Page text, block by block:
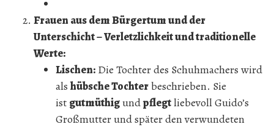
Frauen aus dem Bürgertum und der
Unterschicht – Verletzlichkeit und traditionelle
Werte:
Lischen: Die Tochter des Schuhmachers wird
alshübsche Tochterbeschrieben. Sie
ist gutmüthigundpflegtliebevoll Guido’s
Großmutter und später den verwundeten